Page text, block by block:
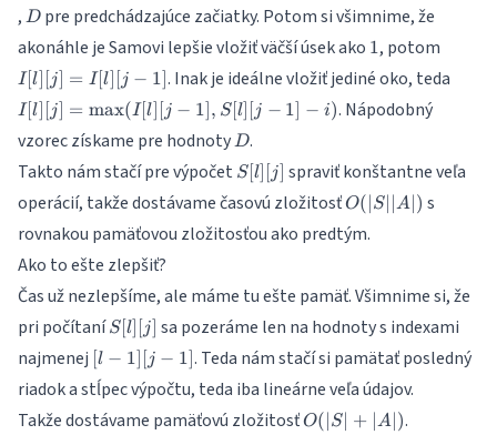
, D
D pre predchádzajúce začiatky. Potom si všimnime, že
akonáhle je Samovi lepšie vložiť väčší úsek ako 1
1, potom
=
I[l j = I[l j − 1 . Inak je ideálne vložiť jediné oko, teda
I[l j = max(I[l j − 1 , S[ l j − 1 − i). Nápodobný
vzorec získame pre hodnoty D
D.
Takto nám stačí pre výpočet S[l]
[j]
S[ l j spraviť konštantne veľa
operácií, takže dostávame časovú zložitosťO(|S||A|)
O( S ∣∣A ) s
rovnakou pamäťovou zložitosťou ako predtým.
Ako to ešte zlepšiť?
Čas už nezlepšíme, ale máme tu ešte pamäť. Všimnime si, že
pri počítaníS[l]
[j]
S[ l j sa pozeráme len na hodnoty s indexami
najmenej [l-
1]
[j-
1]
l − 1 j − 1 ]. Teda nám stačí si pamätať posledný
riadok a stĺpec výpočtu, teda iba lineárne veľa údajov.
Takže dostávame pamäťovú zložitosťO(|S|
O( S + A∣ ).